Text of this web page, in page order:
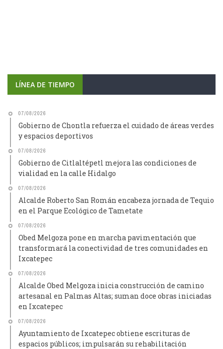
LÍNEA DE TIEMPO
07/08/2026
Gobierno de Chontla refuerza el cuidado de áreas verdes
y espacios deportivos
07/08/2026
Gobierno de Citlaltépetl mejora las condiciones de
vialidad en la calle Hidalgo
07/08/2026
Alcalde Roberto San Román encabeza jornada de Tequio
en el Parque Ecológico de Tametate
07/08/2026
Obed Melgoza pone en marcha pavimentación que
transformará la conectividad de tres comunidades en
Ixcatepec
07/08/2026
Alcalde Obed Melgoza inicia construcción de camino
artesanal en Palmas Altas; suman doce obras iniciadas
en Ixcatepec
07/08/2026
Ayuntamiento de Ixcatepec obtiene escrituras de
espacios públicos; impulsarán su rehabilitación